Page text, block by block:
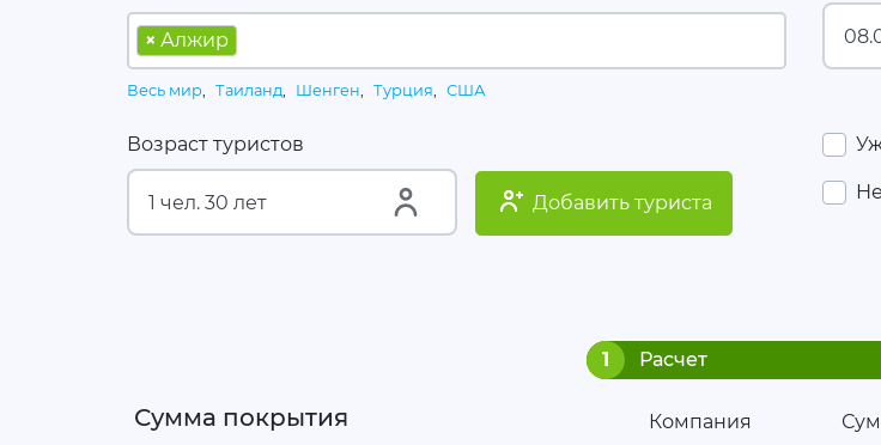
× Алжир
Весь мир, Таиланд, Шенген, Турция, США
Возраст туристов
Добавить туриста
Сумма покрытия
1 Расчет
Компания